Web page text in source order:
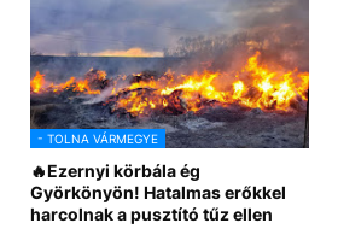
- TOLNA VÁRMEGYE
🔥Ezernyi körbála ég
Györkönyön! Hatalmas erőkkel
harcolnak a pusztító tűz ellen